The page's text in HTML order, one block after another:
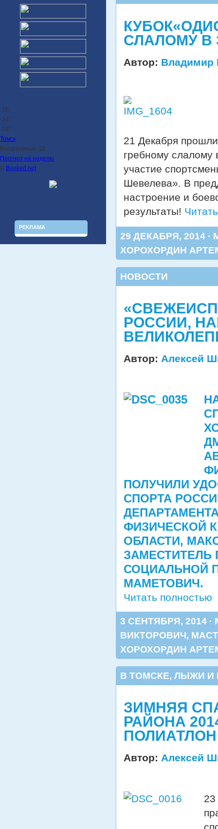
-16
-14°
-18°
Томск
Воскресенье, 12
Прогноз на неделю
© Booked.net
РЕКЛАМА
СЛАЛОМУ
Автор: Владимир
21 Декабря
гребному слалому
участие
Шевелева». В
настроение и
результаты!
29 ДЕКАБРЯ, 2014 ·
ХОРОХОРДИН
НОВОСТИ
РОССИИ,
Автор: Алексей
ПОЛУЧИЛИ
СПОРТА
ФИЗИЧЕСКОЙ
ОБЛАСТИ,
ЗАМЕСТИТЕЛЬ
СОЦИАЛЬНОЙ
МАМЕТОВИЧ.
Читать полностью
3 СЕНТЯБРЯ, 2014
ВИКТОРОВИЧ,
ХОРОХОРДИН
В ТОМСКЕ, ЛЫЖИ И
ЗИМНЯЯ
РАЙОНА
ПОЛИАТЛОН
Автор: Алексей
23